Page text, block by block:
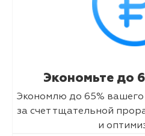
Экономьте до
Экономлю до 65%
за счет тщательной
и